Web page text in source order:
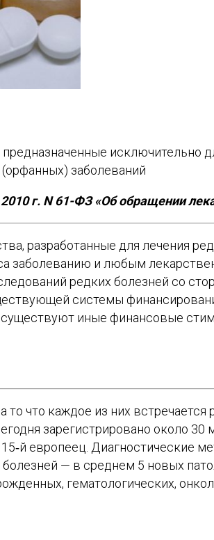
исключительно
заболеваний
г. N 61-ФЗ «Об обращении
разработанные для лечения
заболеванию и любым
редких болезней со
системы
иные финансовые
что каждое из них
зарегистрировано около
европеец. Диагностические
— в среднем 5 новых
гематологических,